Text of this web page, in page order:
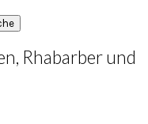
Rhabarber und